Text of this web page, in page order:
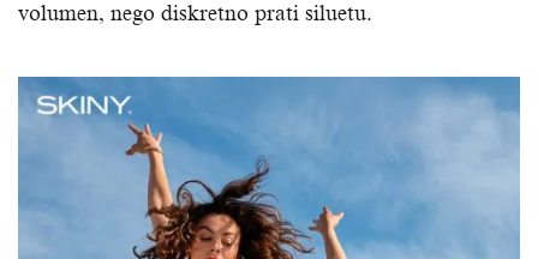
volumen, nego diskretno prati siluetu.